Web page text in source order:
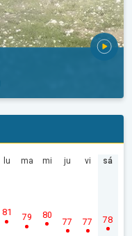
lu
81
ma
79
mi
80
ju
77
vi
77
sá
78